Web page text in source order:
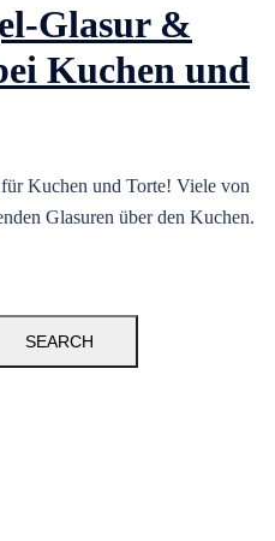
Glasur &
Kuchen und
Kuchen und Torte! Viele von
Glasuren über den Kuchen.
SEARCH